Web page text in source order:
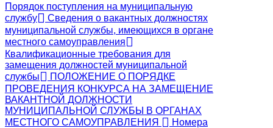
Порядок поступления на муниципальную
службу
Сведения о вакантных должностях
муниципальной службы, имеющихся в органе
местного самоуправления
Квалификационные требования для
замещения должностей муниципальной
службы
ПОЛОЖЕНИЕ О ПОРЯДКЕ
ПРОВЕДЕНИЯ КОНКУРСА НА ЗАМЕЩЕНИЕ
ВАКАНТНОЙ ДОЛЖНОСТИ
МУНИЦИПАЛЬНОЙ СЛУЖБЫ В ОРГАНАХ
МЕСТНОГО САМОУПРАВЛЕНИЯ
Номера